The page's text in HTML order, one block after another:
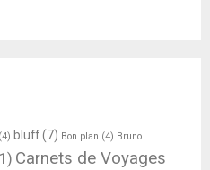
(4) bluff(7) Bon plan (4) Bruno
Carnets de Voyages